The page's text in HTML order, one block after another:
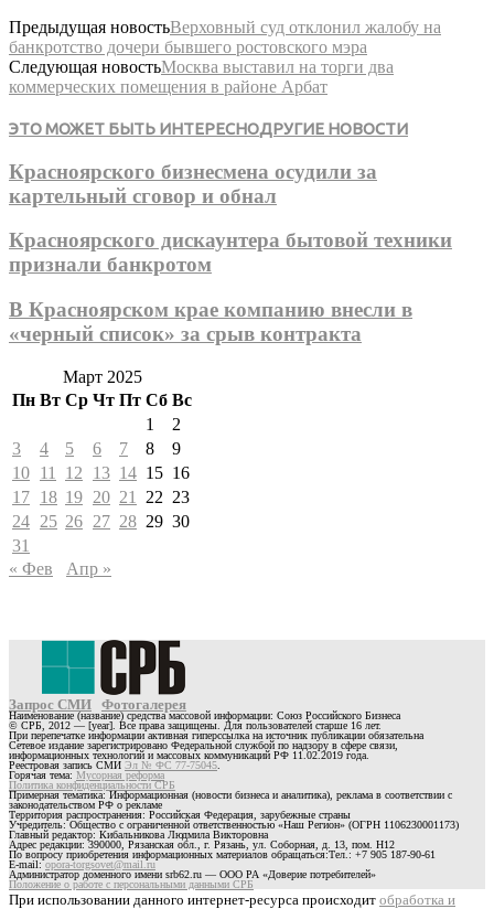
Предыдущая новостьВерховный суд отклонил жалобу на
банкротство дочери бывшего ростовского мэра
Следующая новостьМосква выставил на торги два
коммерческих помещения в районе Арбат
ЭТО МОЖЕТ БЫТЬ ИНТЕРЕСНОДРУГИЕ НОВОСТИ
Красноярского бизнесмена осудили за
картельный сговор и обнал
Красноярского дискаунтера бытовой техники
признали банкротом
В Красноярском крае компанию внесли в
«черный список» за срыв контракта
Март 2025
Пн Вт Ср Чт Пт Сб Вс
1
2
3
4 5 6 7 8
9
10 11 12 13 14 15 16
17 18 19 20 21 22 23
24 25 26 27 28 29 30
31
« Фев
Апр »
Запрос СМИ Фотогалерея
Наименование (название) средства массовой информации: Союз Российского Бизнеса
© СРБ, 2012 — [year]. Все права защищены. Для пользователей старше 16 лет.
При перепечатке информации активная гиперссылка на источник публикации обязательна
Сетевое издание зарегистрировано Федеральной службой по надзору в сфере связи,
информационных технологий и массовых коммуникаций РФ 11.02.2019 года.
Реестровая запись СМИ Эл № ФС 77-75045
Горячая тема: Мусорная реформа
Политика конфиденциальности СРБ
Примерная тематика: Информационная (новости бизнеса и аналитика), реклама в соответствии с
законодательством РФ о рекламе
Территория распространения: Российская Федерация, зарубежные страны
Учредитель: Общество с ограниченной ответственностью «Наш Регион» (ОГРН 1106230001173)
Главный редактор: Кибальникова Людмила Викторовна
Адрес редакции: 390000, Рязанская обл., г. Рязань, ул. Соборная, д. 13, пом. Н12
По вопросу приобретения информационных материалов обращаться:Тел.: +7 905 187-90-61
E-mail:opora-torgsovet@mail.ru
Администратор доменного имени srb62.ru — ООО РА «Доверие потребителей»
Положение о работе с персональными данными СРБ
При использовании данного интернет-ресурса происходит обработка и